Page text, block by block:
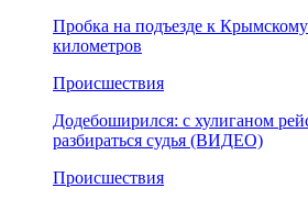
Пробка на подъезде к
километров
Происшествия
Додебоширился: с хулиганом
разбираться судья (ВИДЕО)
Происшествия